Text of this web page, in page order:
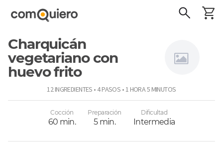
Charquicán
vegetariano con
huevo frito
12 INGREDIENTES • 4 PASOS • 1 HORA 5 MINUTOS
Cocción
60 min.
Preparación
5 min.
Dificultad
Intermedia